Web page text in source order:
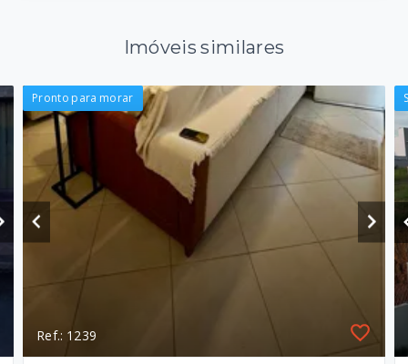
Imóveis similares
Pronto para morar
Ref.: 1239